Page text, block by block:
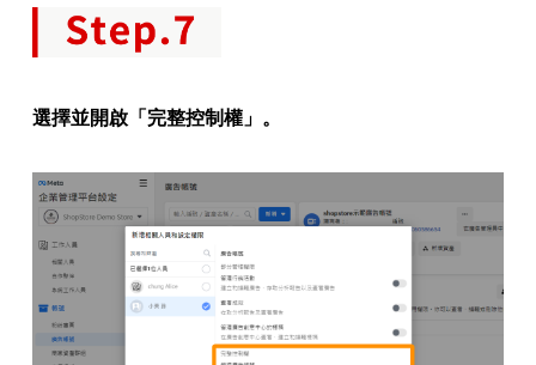
選擇並開啟「完整控制權」。